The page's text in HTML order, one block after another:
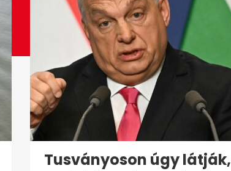
Tusványoson úgy látják,